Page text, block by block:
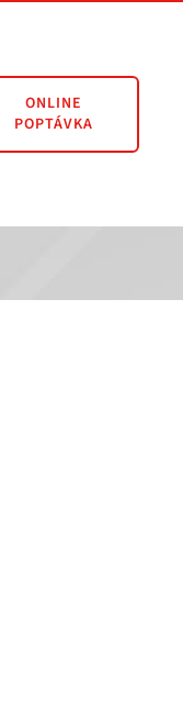
ONLINE
POPTÁVKA